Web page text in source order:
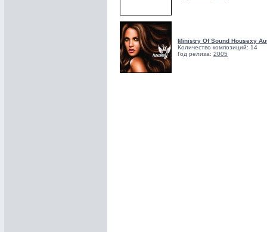
Ministry Of Sound Housexy
Количество композиций: 14
Год релиза: 2005